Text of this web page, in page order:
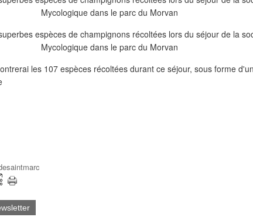
les 107 espèces récoltées durant ce séjour, sous forme